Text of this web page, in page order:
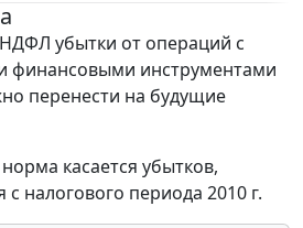
убытки от операций с
финансовыми инструментами
перенести на будущие
касается убытков,
налогового периода 2010 г.